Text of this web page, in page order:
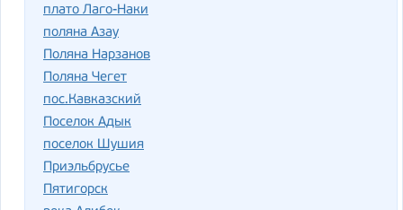
плато Лаго-Наки
поляна Азау
Поляна Нарзанов
Поляна Чегет
пос.Кавказский
Поселок Адык
поселок Шушия
Приэльбрусье
Пятигорск